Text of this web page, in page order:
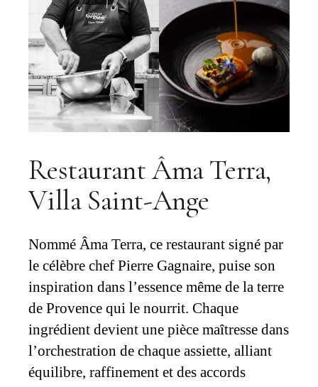
Restaurant Âma Terra,
Villa Saint-Ange
Nommé Âma Terra, ce restaurant signé par
le célèbre chef Pierre Gagnaire, puise son
inspiration dans l’essence même de la terre
de Provence qui le nourrit. Chaque
ingrédient devient une pièce maîtresse dans
l’orchestration de chaque assiette, alliant
équilibre, raffinement et des accords